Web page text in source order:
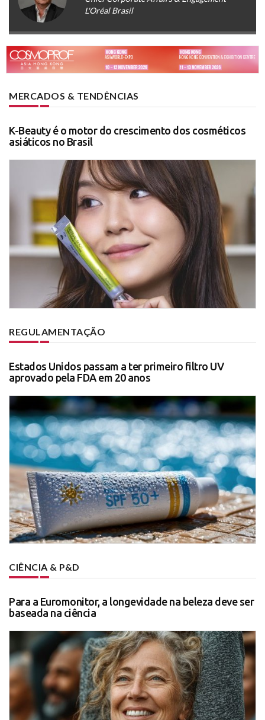
L'Oréal Brasil
MERCADOS & TENDÊNCIAS
K-Beauty é o motor do crescimento dos cosméticos
asiáticos no Brasil
REGULAMENTAÇÃO
Estados Unidos passam a ter primeiro filtro UV
aprovado pela FDA em 20 anos
CIÊNCIA & P&D
Para a Euromonitor, a longevidade na beleza deve ser
baseada na ciência